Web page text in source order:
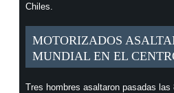
Chiles.
MOTORIZADOS
MUNDIAL EN EL
Tres hombres asaltaron pasadas